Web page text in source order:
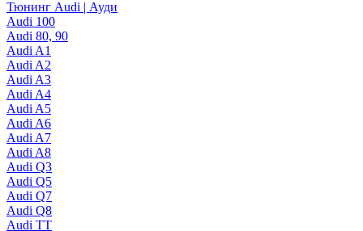
Тюнинг Audi | Ауди
Audi 100
Audi 80, 90
Audi A1
Audi A2
Audi A3
Audi A4
Audi A5
Audi A6
Audi A7
Audi A8
Audi Q3
Audi Q5
Audi Q7
Audi Q8
Audi TT